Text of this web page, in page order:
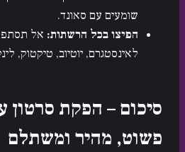
שומעים עם סאונד.
הפיצו בכל הרשתות: אל
לאינסטגרם, יוטיוב, טיקטוק,
סיכום – הפקת סרטון
פשוט, מהיר ומשתלם